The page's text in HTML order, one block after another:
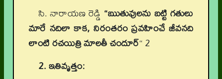
సి. నారాయణ రెడ్డి “ఋతువులను బట్టి గతులు
మారే నదిలా కాక, నిరంతరం ప్రవహించే జీవనది
లాంటి రచయిత్రి మాలతీ చందూర్“ 2
2. ఇతివృత్తం: